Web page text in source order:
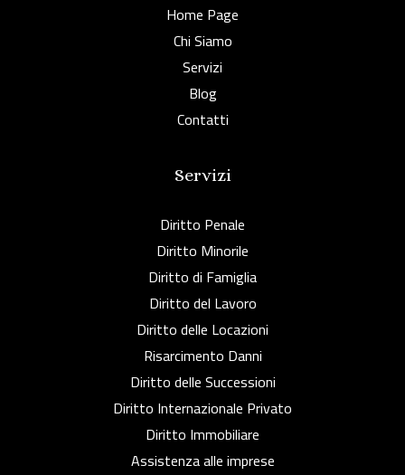
Home Page
Chi Siamo
Servizi
Blog
Contatti
Servizi
Diritto Penale
Diritto Minorile
Diritto di Famiglia
Diritto del Lavoro
Diritto delle Locazioni
Risarcimento Danni
Diritto delle Successioni
Diritto Internazionale Privato
Diritto Immobiliare
Assistenza alle imprese